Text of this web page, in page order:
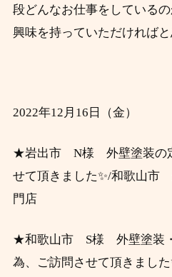
段どんなお仕事をしている
興味を持っていただければ
2022年12月16日 （金）
★岩出市 N様 外壁塗装の
せて頂き ました✨/和歌山
門店
★和歌山市 S様 外壁塗装
為、ご訪問させて頂き ました